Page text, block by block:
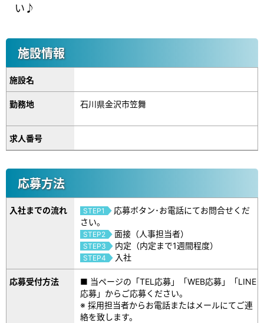
い♪
施設情報
施設名
勤務地 石川県金沢市笠舞
求人番号
応募方法
入社までの流れ STEP1
応募ボタン･お電話にてお問合せくだ
さい。
STEP2 面接（人事担当者）
STEP3 内定（内定まで1週間程度）
STEP4 入社
応募受付方法
■ 当ページの「TEL応募」「WEB応募」「LINE
応募」からご応募ください。
※ 採用担当者からお電話またはメールにてご連
絡を致します。